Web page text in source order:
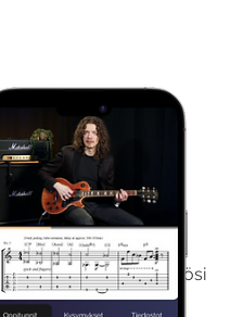
sisältömme käyttöösi